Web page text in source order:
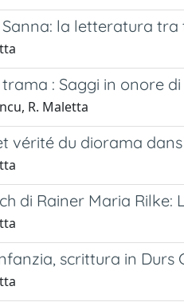
la letteratura
: Saggi in onore
R. Maletta
vérité du diorama
di Rainer Maria Rilke:
scrittura in Durs